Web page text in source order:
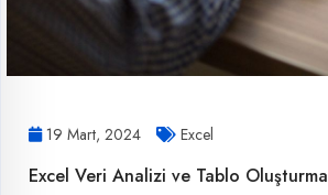
19 Mart, 2024 Excel
Excel Veri Analizi ve Tablo Oluşturma